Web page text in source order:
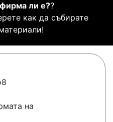
ли е??
как да събирате
на